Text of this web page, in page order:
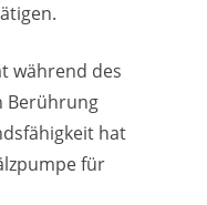
während des
Berührung
hat
für